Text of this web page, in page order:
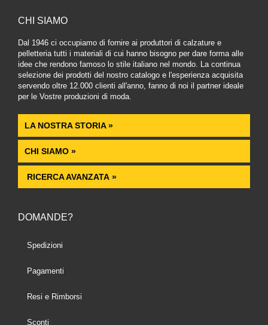
CHI SIAMO
Dal 1946 ci occupiamo di fornire ai produttori di calzature e
pelletteria tutti i materiali di cui hanno bisogno per dare forma alle
idee che rendono famoso lo stile italiano nel mondo. La continua
selezione dei prodotti del nostro catalogo e l'esperienza acquisita
servendo oltre 12.000 clienti all'anno, fanno di noi il partner ideale
per le Vostre produzioni di moda.
LA NOSTRA STORIA »
CHI SIAMO »
RICERCA AVANZATA »
DOMANDE?
Spedizioni
Pagamenti
Resi e Rimborsi
Sconti